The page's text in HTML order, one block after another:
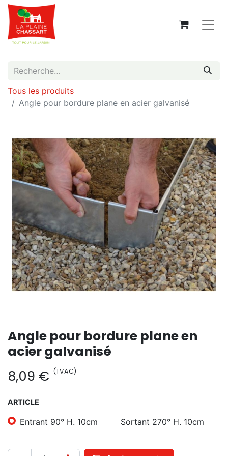
Tous les produits
Angle pour bordure plane en acier galvanisé
Angle pour bordure plane en
acier galvanisé
8,09 € (TVAC)
ARTICLE
Entrant 90° H. 10cm Sortant 270° H. 10cm